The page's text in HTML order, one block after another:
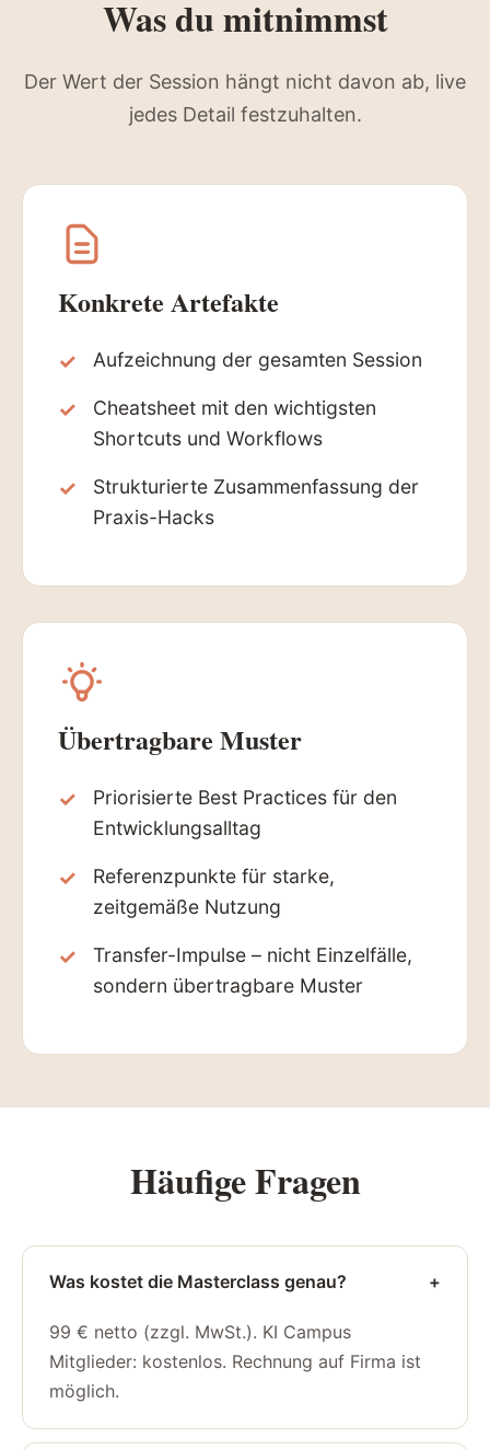
Was du mitnimmst
Der Wert der Session hängt nicht davon ab, live
jedes Detail festzuhalten.
Konkrete Artefakte
Aufzeichnung der gesamten Session
Cheatsheet mit den wichtigsten
Shortcuts und Workflows
Strukturierte Zusammenfassung der
Praxis-Hacks
Übertragbare Muster
Priorisierte Best Practices für den
Entwicklungsalltag
Referenzpunkte für starke,
zeitgemäße Nutzung
Transfer-Impulse – nicht Einzelfälle,
sondern übertragbare Muster
Häufige Fragen
Was kostet die Masterclass genau? +
99 € netto (zzgl. MwSt.). KI Campus
Mitglieder: kostenlos. Rechnung auf Firma ist
möglich.